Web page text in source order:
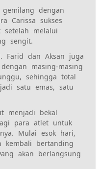
dengan
Carissa sukses
setelah melalui
sengit.
Farid dan Aksan juga
masing-masing
sehingga total
satu emas, satu
menjadi bekal
para atlet untuk
Mulai esok hari,
kembali bertanding
akan berlangsung